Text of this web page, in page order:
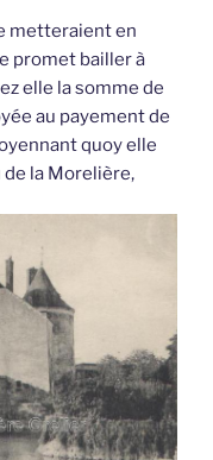
metteraient en
promet bailler à
elle la somme de
au payement de
quoy elle
la Morelière,